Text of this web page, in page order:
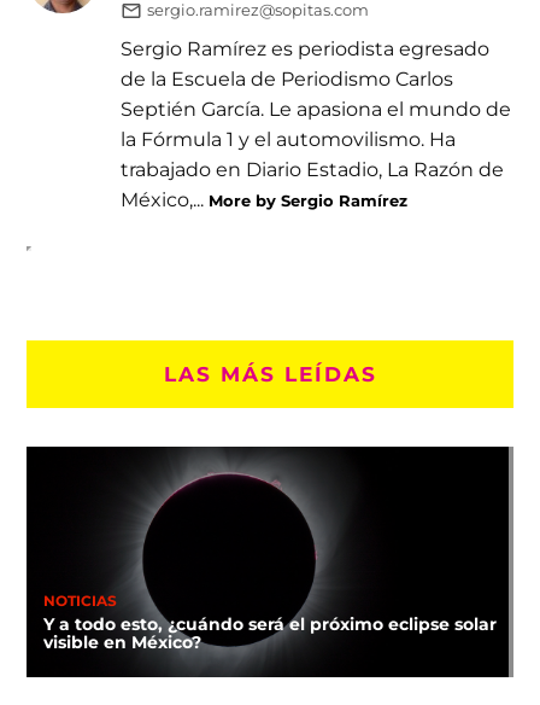
sergio.ramirez@sopitas.com
Sergio Ramírez es periodista egresado
de la Escuela de Periodismo Carlos
Septién García. Le apasiona el mundo de
la Fórmula 1 y el automovilismo. Ha
trabajado en Diario Estadio, La Razón de
México,... More by Sergio Ramírez
LAS MÁS LEÍDAS
NOTICIAS
Y a todo esto, ¿cuándo será el próximo eclipse solar
visible en México?